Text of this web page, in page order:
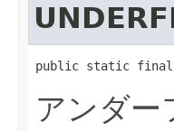
public static final
アンダー